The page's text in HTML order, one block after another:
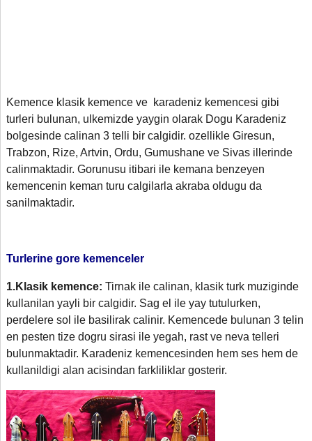
Kemence klasik kemence ve karadeniz kemencesi gibi
turleri bulunan, ulkemizde yaygin olarak Dogu Karadeniz
bolgesinde calinan 3 telli bir calgidir. ozellikle Giresun,
Trabzon, Rize, Artvin, Ordu, Gumushane ve Sivas illerinde
calinmaktadir. Gorunusu itibari ile kemana benzeyen
kemencenin keman turu calgilarla akraba oldugu da
sanilmaktadir.
Turlerine gore kemenceler
1.Klasik kemence: Tirnak ile calinan, klasik turk muziginde
kullanilan yayli bir calgidir. Sag el ile yay tutulurken,
perdelere sol ile basilirak calinir. Kemencede bulunan 3 telin
en pesten tize dogru sirasi ile yegah, rast ve neva telleri
bulunmaktadir. Karadeniz kemencesinden hem ses hem de
kullanildigi alan acisindan farkliliklar gosterir.